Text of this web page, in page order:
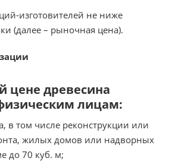
изготовителей не ниже
(далее – рыночная цена).
цене древесина
лицам:
в том числе реконструкции или
жилых домов или надворных
до 70 куб. м;